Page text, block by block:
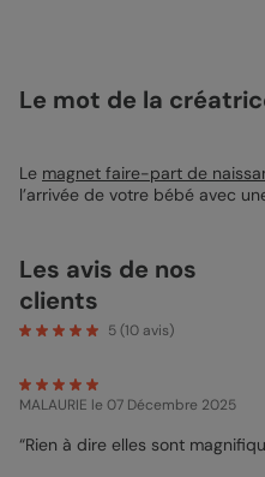
Le mot de la
Le magnet faire-part de
l’arrivée de votre bébé avec
Personnalisable avec une
naissance, ce format magnet
place sur le frigo de vos
conserver précieusement.
Les avis de nos
clients
5(10 avis)
MALAURIE le 07 Décembre 2025
“Rien à dire elles sont